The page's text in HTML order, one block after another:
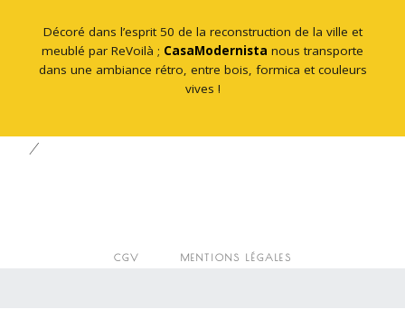
Décoré dans l’esprit 50 de la reconstruction de la ville et
meublé par ReVoilà ; CasaModernista nous transporte
dans une ambiance rétro, entre bois, formica et couleurs
vives !
/
CGV MENTIONS LÉGALES